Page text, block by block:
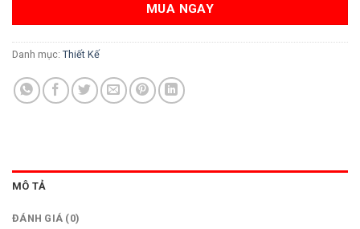
MUA NGAY
Danh mục: Thiết Kế
MÔ TẢ
ĐÁNH GIÁ (0)